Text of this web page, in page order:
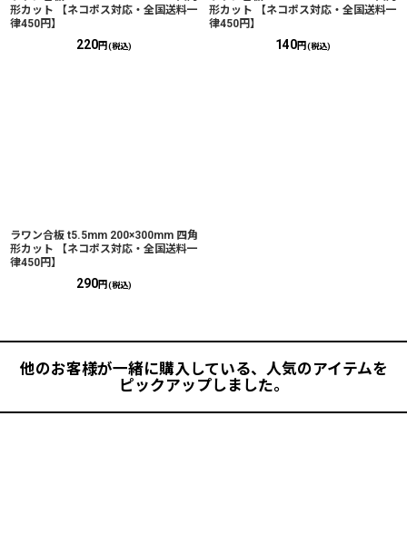
形カット 【ネコポス対応・全国送料一
律450円】
220円(税込)
形カット 【ネコポス対応・全国送料一
律450円】
140円(税込)
ラワン合板 t5.5mm 200×300mm 四角
形カット 【ネコポス対応・全国送料一
律450円】
290円(税込)
他のお客様が一緒に購入している、人気のアイテムを
ピックアップしました。